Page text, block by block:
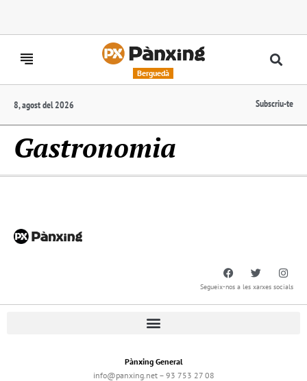
Berguedà
8, agost del 2026 Subscriu-te
Gastronomia
Segueix-nos a les xarxes socials
Pànxing General
info@panxing.net – 93 753 27 08